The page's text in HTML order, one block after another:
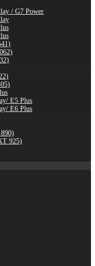
/ G7 Power
E5 Plus
E6 Plus
925)